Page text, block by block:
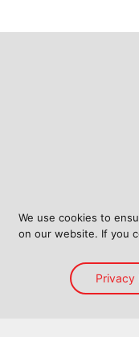
المدونة
We use cookies to
on our website. If you
Privacy